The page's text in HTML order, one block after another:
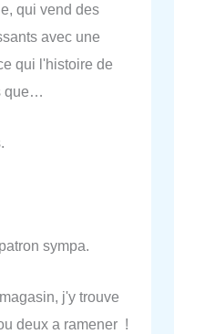
qui vend des
avec une
qui l'histoire de
que…
sympa.
j'y trouve
deux a ramener !